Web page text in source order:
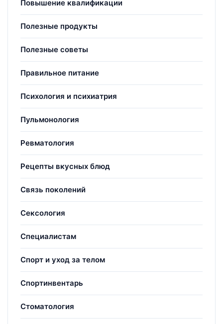
Повышение квалификации
Полезные продукты
Полезные советы
Правильное питание
Психология и психиатрия
Пульмонология
Ревматология
Рецепты вкусных блюд
Связь поколений
Сексология
Специалистам
Спорт и уход за телом
Спортинвентарь
Стоматология